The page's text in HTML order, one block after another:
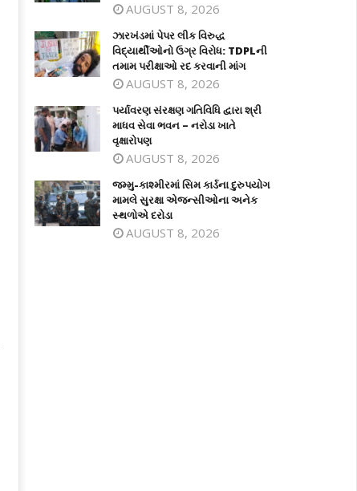
AUGUST 8, 2026
ઝારખંડમાં પેપર લીક વિરુદ્ધ
વિદ્યાર્થીઓનો ઉગ્ર વિરોધ: TDPLની
તમામ પરીક્ષાઓ રદ કરવાની માંગ
AUGUST 8, 2026
પર્યાવરણ સંરક્ષણ ગતિવિધિ દ્વારા શ્રી
માધવ સેવા ભવન – નરોડા ખાતે
વૃક્ષારોપણ
AUGUST 8, 2026
જમ્મુ-કાશ્મીરમાં સિમ કાર્ડના દુરુપયોગ
મામલે સુરક્ષા એજન્સીઓના અનેક
સ્થળોએ દરોડા
AUGUST 8, 2026